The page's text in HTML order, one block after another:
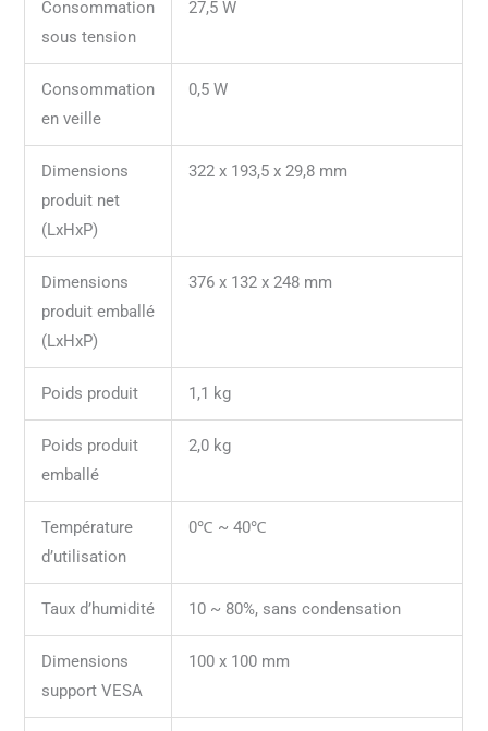
Consommation
sous tension
27,5 W
Consommation
en veille
0,5 W
Dimensions
produit net
(LxHxP)
322 x 193,5 x 29,8 mm
Dimensions
produit emballé
(LxHxP)
376 x 132 x 248 mm
Poids produit 1,1 kg
Poids produit
emballé
2,0 kg
Température
d’utilisation
0℃ ~ 40℃
Taux d’humidité 10 ~ 80%, sans condensation
Dimensions
support VESA
100 x 100 mm